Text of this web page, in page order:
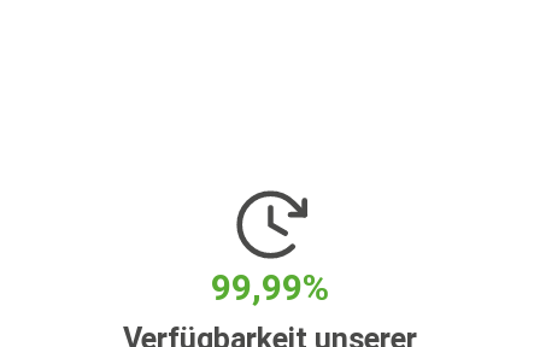
99,99%
Verfügbarkeit unserer